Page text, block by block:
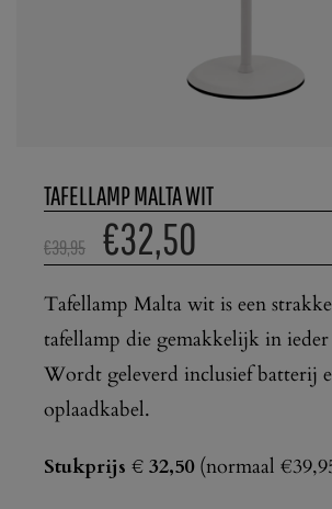
TAFELLAMP MALTA WIT
€39,95 €32,50
Tafellamp Malta wit is een
tafellamp die gemakkelijk in
Wordt geleverd inclusief batterij
oplaadkabel.
Stukprijs € 32,50 (normaal